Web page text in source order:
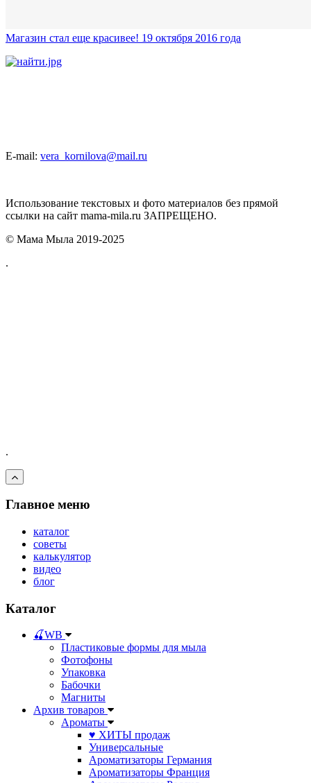
Магазин стал еще красивее! 19 октября 2016 года
E-mail: vera_kornilova@mail.ru
Использование текстовых и фото материалов без прямой
ссылки на сайт mama-mila.ru ЗАПРЕЩЕНО.
© Мама Мыла 2019-2025
.
.
Главное меню
каталог
советы
калькулятор
видео
блог
Каталог
🍒WB
Пластиковые формы для мыла
Фотофоны
Упаковка
Бабочки
Магниты
Архив товаров
Ароматы
♥ ХИТЫ продаж
Универсальные
Ароматизаторы Германия
Ароматизаторы Франция